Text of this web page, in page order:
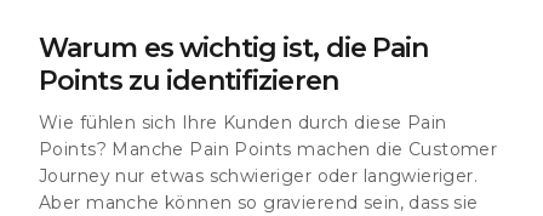
Warum es wichtig ist, die Pain
Points zu identifizieren
Wie fühlen sich Ihre Kunden durch diese Pain
Points? Manche Pain Points machen die Customer
Journey nur etwas schwieriger oder langwieriger.
Aber manche können so gravierend sein, dass sie